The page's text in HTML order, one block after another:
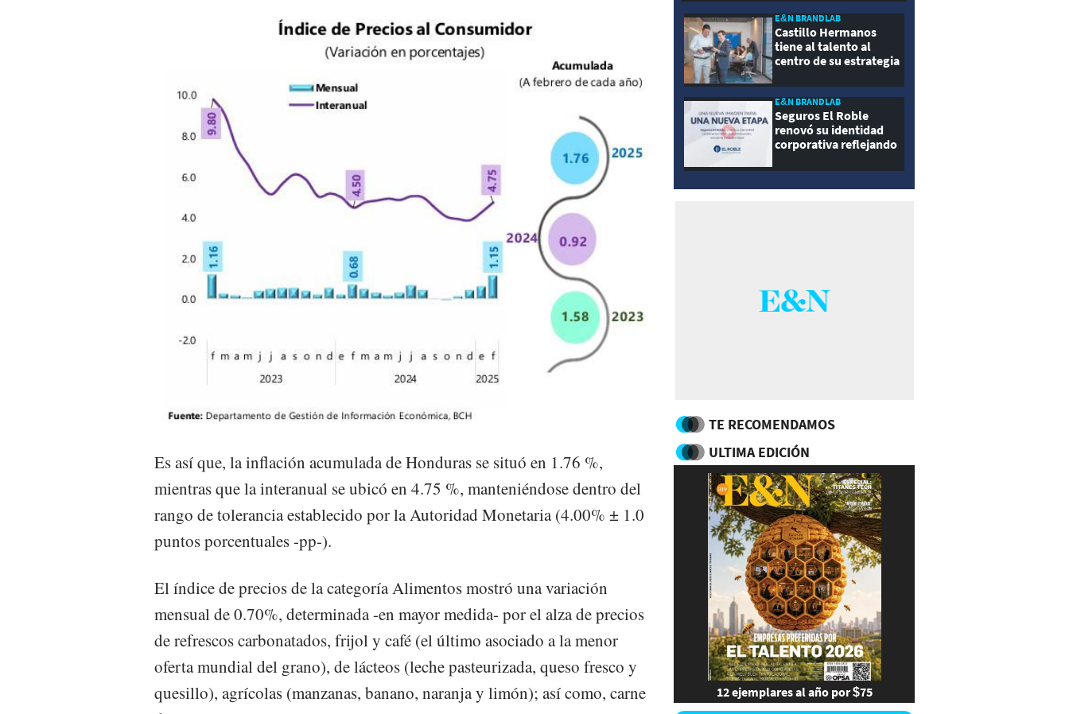
Es así que, la inflación acumulada de Honduras se situó en 1.76 %,
mientras que la interanual se ubicó en 4.75 %, manteniéndose dentro del
rango de tolerancia establecido por la Autoridad Monetaria (4.00% ± 1.0
puntos porcentuales -pp-).
El índice de precios de la categoría Alimentos mostró una variación
mensual de 0.70%, determinada -en mayor medida- por el alza de precios
de refrescos carbonatados, frijol y café (el último asociado a la menor
oferta mundial del grano), de lácteos (leche pasteurizada, queso fresco y
quesillo), agrícolas (manzanas, banano, naranja y limón); así como, carne
E&N BRANDLAB
Castillo Hermanos
tiene al talento al
centro de su estrategia
E&N BRANDLAB
Seguros El Roble
renovó su identidad
corporativa reflejando
modernidad
TE RECOMENDAMOS
ULTIMA EDICIÓN
12 ejemplares al año por $75